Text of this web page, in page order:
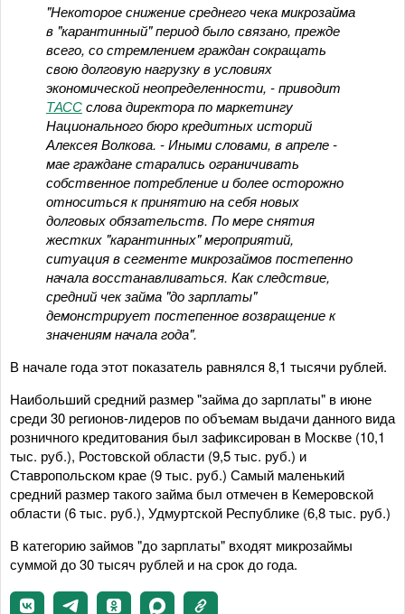
"Некоторое снижение среднего чека микрозайма
в "карантинный" период было связано, прежде
всего, со стремлением граждан сокращать
свою долговую нагрузку в условиях
экономической неопределенности, - приводит
ТАССслова директора по маркетингу
Национального бюро кредитных историй
Алексея Волкова. - Иными словами, в апреле -
мае граждане старались ограничивать
собственное потребление и более осторожно
относиться к принятию на себя новых
долговых обязательств. По мере снятия
жестких "карантинных" мероприятий,
ситуация в сегменте микрозаймов постепенно
начала восстанавливаться. Как следствие,
средний чек займа "до зарплаты"
демонстрирует постепенное возвращение к
значениям начала года".
В начале года этот показатель равнялся 8,1 тысячи рублей.
Наибольший средний размер "займа до зарплаты" в июне
среди 30 регионов-лидеров по объемам выдачи данного вида
розничного кредитования был зафиксирован в Москве (10,1
тыс. руб.), Ростовской области (9,5 тыс. руб.) и
Ставропольском крае (9 тыс. руб.) Самый маленький
средний размер такого займа был отмечен в Кемеровской
области (6 тыс. руб.), Удмуртской Республике (6,8 тыс. руб.)
В категорию займов "до зарплаты" входят микрозаймы
суммой до 30 тысяч рублей и на срок до года.